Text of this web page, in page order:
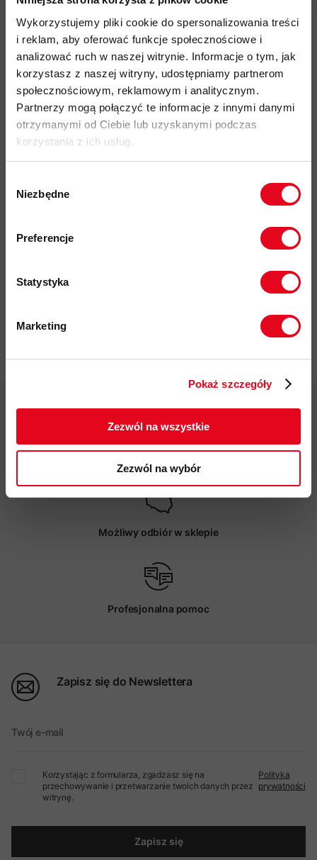
Wykorzystujemy pliki cookie do spersonalizowania treści
i reklam, aby oferować funkcje społecznościowe i
analizować ruch w naszej witrynie. Informacje o tym, jak
korzystasz z naszej witryny, udostępniamy partnerom
społecznościowym, reklamowym i analitycznym.
Partnerzy mogą połączyć te informacje z innymi danymi
otrzymanymi od Ciebie lub uzyskanymi podczas
korzystania z ich usług.
zgody
Niezbędne
Preferencje
Statystyka
Marketing
Pokaż szczegóły
Zezwól na wszystkie
Zezwól na wybór
duże otwory wentylacyjnedla dobrej cyrkulacji powietrza i
odprowadzania ciepła
dwaplastikowe klipsyna froncie orazgumowa pętlana tyle
do zamocowaniaczołówki
certyfikaty:
CE EN 12492
Extensive Mammut Safety Test
wytrzymałość kasku przy uderzeniu bocznym
materiałowy pokrowiec wymienne pianki
w
Darmowa dostawa od 200 zł
Możliwy odbiór w sklepie
Profesjonalna pomoc
Zapisz się do Newslettera
Twój e-mail
Korzystając z formularza, zgadzasz się na
przechowywanie i przetwarzanie twoich danych przez
witrynę.
Polityka
prywatności
Zapisz się
odbierz
zgodnie z Polityką prywatności.